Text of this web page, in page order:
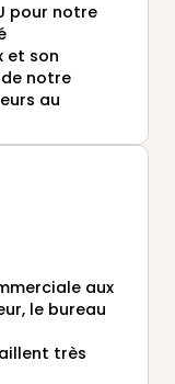
pour notre
et son
notre
au
aux
le bureau
très